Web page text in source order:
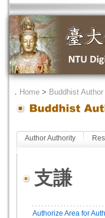
． Home > Buddhist
Author Authority
支謙
Authorize Area for